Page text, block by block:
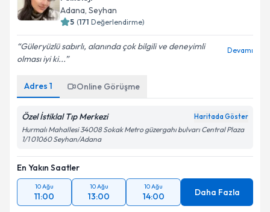
Adana, Seyhan
5 (171 Değerlendirme)
Güleryüzlü sabırlı, alanında çok bilgili ve deneyimli
olması iyi ki...
Devamı
Adres 1 Online Görüşme
Özel İstiklal Tıp Merkezi Haritada Göster
Hurmalı Mahallesi 34008 Sokak Metro güzergahı bulvarı Central Plaza
1/1 01060 Seyhan/Adana
En Yakın Saatler
10 Ağu
11:00
10 Ağu
13:00
10 Ağu
14:00 Daha Fazla